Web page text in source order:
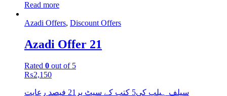
Read more
Azadi Offers, Discount Offers
Azadi Offer 21
Rated 0 out of 5
₨2,150
سیلف ہیلپ کی5 کتب کے سیٹ پر21 فیصد رعایت